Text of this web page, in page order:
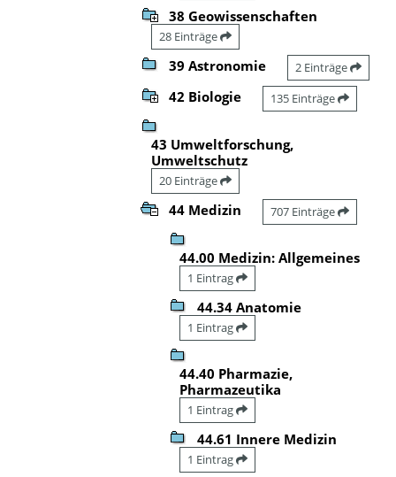
38 Geowissenschaften
28 Einträge
39 Astronomie 2 Einträge
42 Biologie 135 Einträge
43 Umweltforschung,
Umweltschutz
20 Einträge
44 Medizin 707 Einträge
44.00 Medizin: Allgemeines
1 Eintrag
44.34 Anatomie
1 Eintrag
44.40 Pharmazie,
Pharmazeutika
1 Eintrag
44.61 Innere Medizin
1 Eintrag